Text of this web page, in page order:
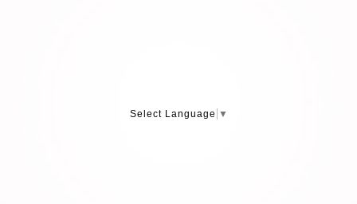
Select Language ▼